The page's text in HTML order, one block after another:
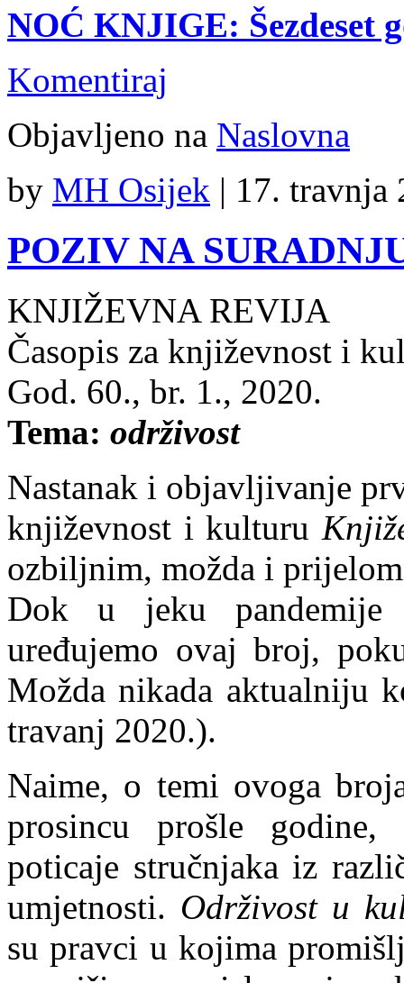
NOĆ KNJIGE: Šezdeset
Komentiraj
Objavljeno na Naslovna
by MH Osijek | 17. travnja
POZIV NA
KNJIŽEVNA REVIJA
Časopis za književnost i
God. 60., br. 1., 2020.
Tema: održivost
Nastanak i objavljivanje
književnost i kulturu
ozbiljnim, možda i
Dok u jeku pandemije
uređujemo ovaj broj,
Možda nikada aktualniju
travanj 2020.).
Naime, o temi ovoga
prosincu prošle
poticaje stručnjaka iz
umjetnosti. Održivost u
su pravci u kojima